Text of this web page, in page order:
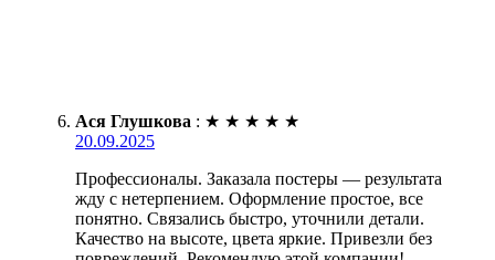
Ася Глушкова : ★ ★ ★ ★ ★
20.09.2025
Профессионалы. Заказала постеры — результата
жду с нетерпением. Оформление простое, все
понятно. Связались быстро, уточнили детали.
Качество на высоте, цвета яркие. Привезли без